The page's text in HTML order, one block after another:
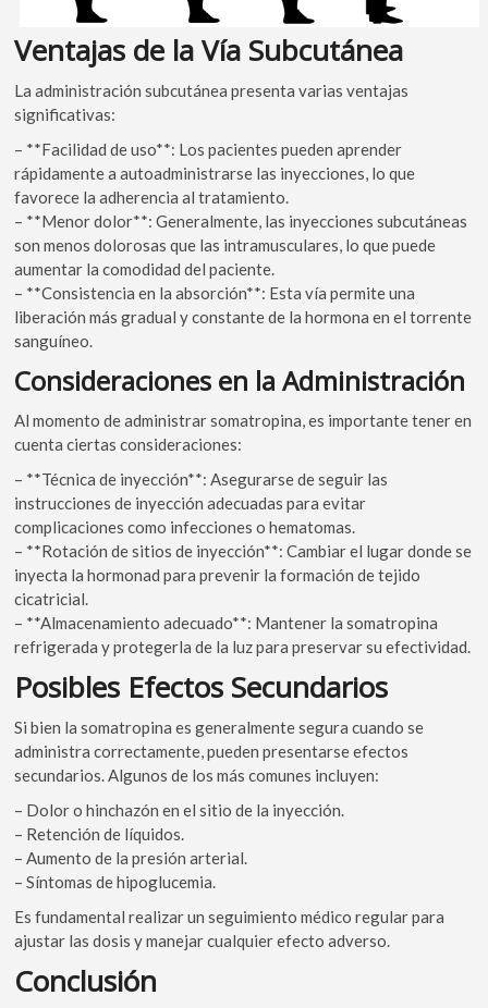
Ventajas de la Vía Subcutánea
La administración subcutánea presenta varias ventajas
significativas:
– **Facilidad de uso**: Los pacientes pueden aprender
rápidamente a autoadministrarse las inyecciones, lo que
favorece la adherencia al tratamiento.
– **Menor dolor**: Generalmente, las inyecciones subcutáneas
son menos dolorosas que las intramusculares, lo que puede
aumentar la comodidad del paciente.
– **Consistencia en la absorción**: Esta vía permite una
liberación más gradual y constante de la hormona en el torrente
sanguíneo.
Consideraciones en la Administración
Al momento de administrar somatropina, es importante tener en
cuenta ciertas consideraciones:
– **Técnica de inyección**: Asegurarse de seguir las
instrucciones de inyección adecuadas para evitar
complicaciones como infecciones o hematomas.
– **Rotación de sitios de inyección**: Cambiar el lugar donde se
inyecta la hormonad para prevenir la formación de tejido
cicatricial.
– **Almacenamiento adecuado**: Mantener la somatropina
refrigerada y protegerla de la luz para preservar su efectividad.
Posibles Efectos Secundarios
Si bien la somatropina es generalmente segura cuando se
administra correctamente, pueden presentarse efectos
secundarios. Algunos de los más comunes incluyen:
– Dolor o hinchazón en el sitio de la inyección.
– Retención de líquidos.
– Aumento de la presión arterial.
– Síntomas de hipoglucemia.
Es fundamental realizar un seguimiento médico regular para
ajustar las dosis y manejar cualquier efecto adverso.
Conclusión